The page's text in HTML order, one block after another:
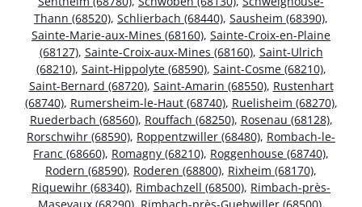
Thann (68520), Schlierbach (68440), Sausheim (68390),
Sainte-Marie-aux-Mines (68160), Sainte-Croix-en-Plaine
(68127), Sainte-Croix-aux-Mines (68160), Saint-Ulrich
(68210), Saint-Hippolyte (68590), Saint-Cosme (68210),
Saint-Bernard (68720), Saint-Amarin (68550), Rustenhart
(68740), Rumersheim-le-Haut (68740), Ruelisheim (68270),
Ruederbach (68560), Rouffach (68250), Rosenau (68128),
Rorschwihr (68590), Roppentzwiller (68480), Rombach-le-
Franc (68660), Romagny (68210), Roggenhouse (68740),
Rodern (68590), Roderen (68800), Rixheim (68170),
Riquewihr (68340), Rimbachzell (68500), Rimbach-près-